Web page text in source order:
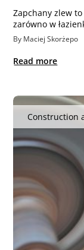
Zapchany zlew
zarówno w
By Maciej Skorżepo
Read more
Construction